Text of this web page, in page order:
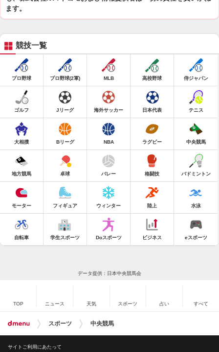
ます。
競技一覧
プロ野球 プロ野球(2軍) MLB 高校野球 侍ジャパン
ゴルフ Jリーグ 海外サッカー 日本代表 テニス
大相撲 Bリーグ NBA ラグビー 中央競馬
地方競馬 卓球 バレー 格闘技 バドミントン
モーター フィギュア ウィンター 陸上 水泳
自転車 学生スポーツ Doスポーツ ビジネス eスポーツ
データ提供：日本中央競馬会
TOP ニュース 天気 スポーツ 占い すべて
スポーツ 中央競馬
サイトご利用にあたって